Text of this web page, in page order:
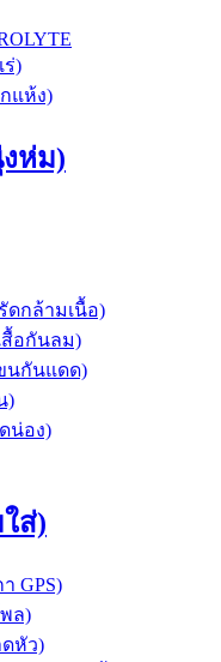
ร่)
แห้ง)
ห่ม)
ดกล้ามเนื้อ)
สื้อกันลม)
นกันแดด)
)
น่อง)
ส่)
GPS)
ล)
ดหัว)